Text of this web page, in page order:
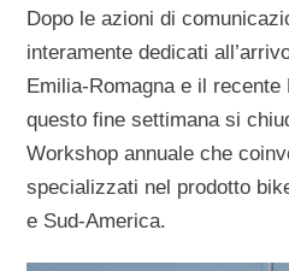
Dopo le azioni di
interamente dedicati
Emilia-Romagna e il
questo fine settimana si
Workshop annuale che
specializzati nel prodotto
e Sud-America.